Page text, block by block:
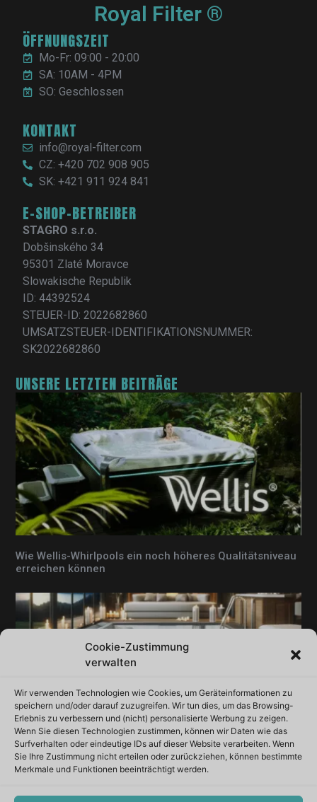
Cookie-Zustimmung
verwalten
Wir verwenden Technologien wie Cookies, um Geräteinformationen zu
speichern und/oder darauf zuzugreifen. Wir tun dies, um das Browsing-
Erlebnis zu verbessern und (nicht) personalisierte Werbung zu zeigen.
Wenn Sie diesen Technologien zustimmen, können wir Daten wie das
Surfverhalten oder eindeutige IDs auf dieser Website verarbeiten. Wenn
Sie Ihre Zustimmung nicht erteilen oder zurückziehen, können bestimmte
Merkmale und Funktionen beeinträchtigt werden.
Royal Filter ®
ÖFFNUNGSZEIT
Mo-Fr: 09:00 - 20:00
SA: 10AM - 4PM
SO: Geschlossen
KONTAKT
info@royal-filter.com
CZ: +420 702 908 905
SK: +421 911 924 841
E-SHOP-BETREIBER
STAGRO s.r.o.
Dobšinského 34
95301 Zlaté Moravce
Slowakische Republik
ID: 44392524
STEUER-ID: 2022682860
UMSATZSTEUER-IDENTIFIKATIONSNUMMER:
SK2022682860
UNSERE LETZTEN BEITRÄGE
Wie Wellis-Whirlpools ein noch höheres Qualitätsniveau
erreichen können
Haben Sie Probleme, das Wasser in Ihrem Whirlpool
sauber zu halten?